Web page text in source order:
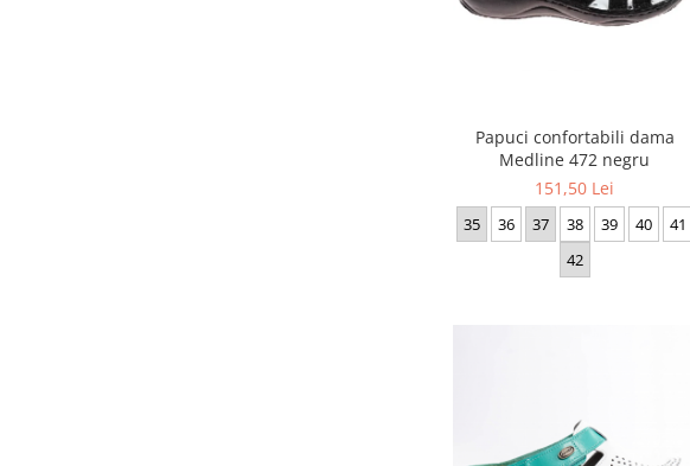
Papuci confortabili dama
Medline 472 negru
151,50 Lei
35 36 37 38 39 40
41
42